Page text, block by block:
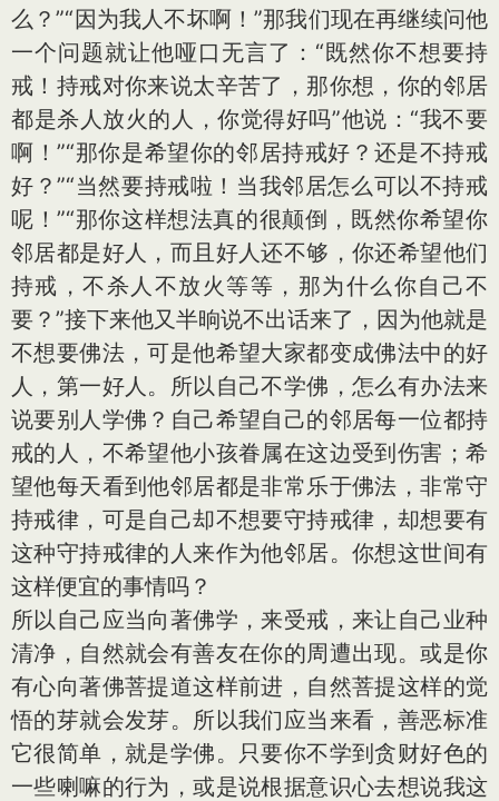
么？”“因为我人不坏啊！”那我们现在再继续问他
一个问题就让他哑口无言了：“既然你不想要持
戒！持戒对你来说太辛苦了，那你想，你的邻居
都是杀人放火的人，你觉得好吗”他说：“我不要
啊！”“那你是希望你的邻居持戒好？还是不持戒
好？”“当然要持戒啦！当我邻居怎么可以不持戒
呢！”“那你这样想法真的很颠倒，既然你希望你
邻居都是好人，而且好人还不够，你还希望他们
持戒，不杀人不放火等等，那为什么你自己不
要？”接下来他又半晌说不出话来了，因为他就是
不想要佛法，可是他希望大家都变成佛法中的好
人，第一好人。所以自己不学佛，怎么有办法来
说要别人学佛？自己希望自己的邻居每一位都持
戒的人，不希望他小孩眷属在这边受到伤害；希
望他每天看到他邻居都是非常乐于佛法，非常守
持戒律，可是自己却不想要守持戒律，却想要有
这种守持戒律的人来作为他邻居。你想这世间有
这样便宜的事情吗？
所以自己应当向著佛学，来受戒，来让自己业种
清净，自然就会有善友在你的周遭出现。或是你
有心向著佛菩提道这样前进，自然菩提这样的觉
悟的芽就会发芽。所以我们应当来看，善恶标准
它很简单，就是学佛。只要你不学到贪财好色的
一些喇嘛的行为，或是说根据意识心去想说我这